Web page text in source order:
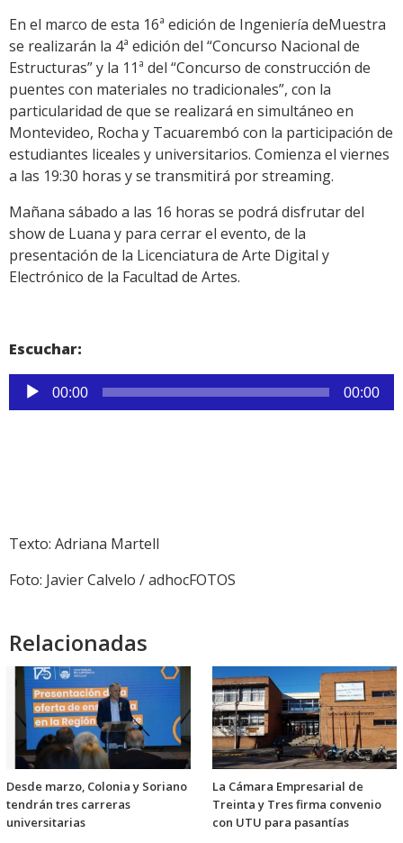
En el marco de esta 16ª edición de Ingeniería deMuestra
se realizarán la 4ª edición del “Concurso Nacional de
Estructuras” y la 11ª del “Concurso de construcción de
puentes con materiales no tradicionales”, con la
particularidad de que se realizará en simultáneo en
Montevideo, Rocha y Tacuarembó con la participación de
estudiantes liceales y universitarios. Comienza el viernes
a las 19:30 horas y se transmitirá por streaming.
Mañana sábado a las 16 horas se podrá disfrutar del
show de Luana y para cerrar el evento, de la
presentación de la Licenciatura de Arte Digital y
Electrónico de la Facultad de Artes.
Escuchar:
Reproductor
de
00:00 00:00
Texto: Adriana Martell
Foto: Javier Calvelo / adhocFOTOS
Relacionadas
Desde marzo, Colonia y Soriano
tendrán tres carreras
universitarias
La Cámara Empresarial de
Treinta y Tres firma convenio
con UTU para pasantías